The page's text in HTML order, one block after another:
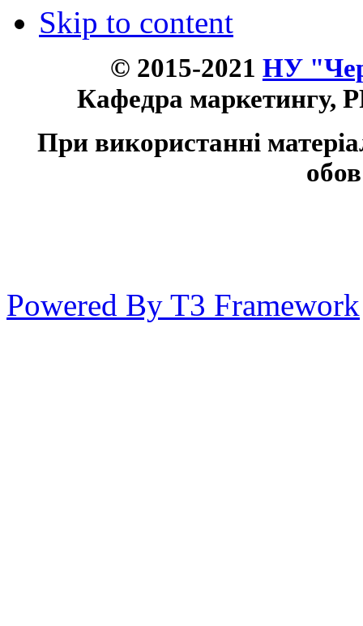
Skip to content
© 2015-2021 НУ
Кафедра маркетингу,
При використанні
Powered By T3 Framework